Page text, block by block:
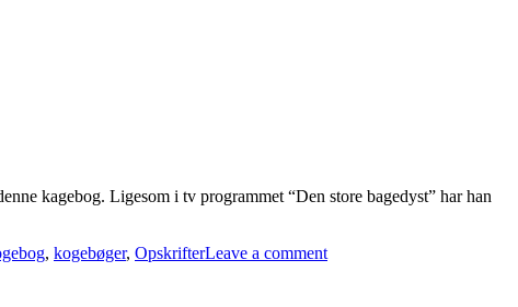
kagebog. Ligesom i tv programmet “Den store bagedyst” har han
, kogebøger, OpskrifterLeave a comment